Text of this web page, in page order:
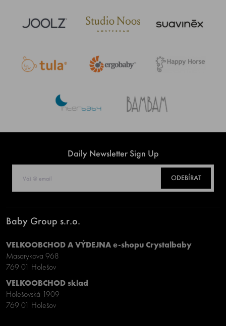
Daily Newsletter Sign Up
ODEBÍRAT
Baby Group s.r.o.
VELKOOBCHOD A VÝDEJNA e-shopu Crystalbaby
Masarykova 968
769 01 Holešov
VELKOOBCHOD sklad
Holešovská 1909
769 01 Holešov